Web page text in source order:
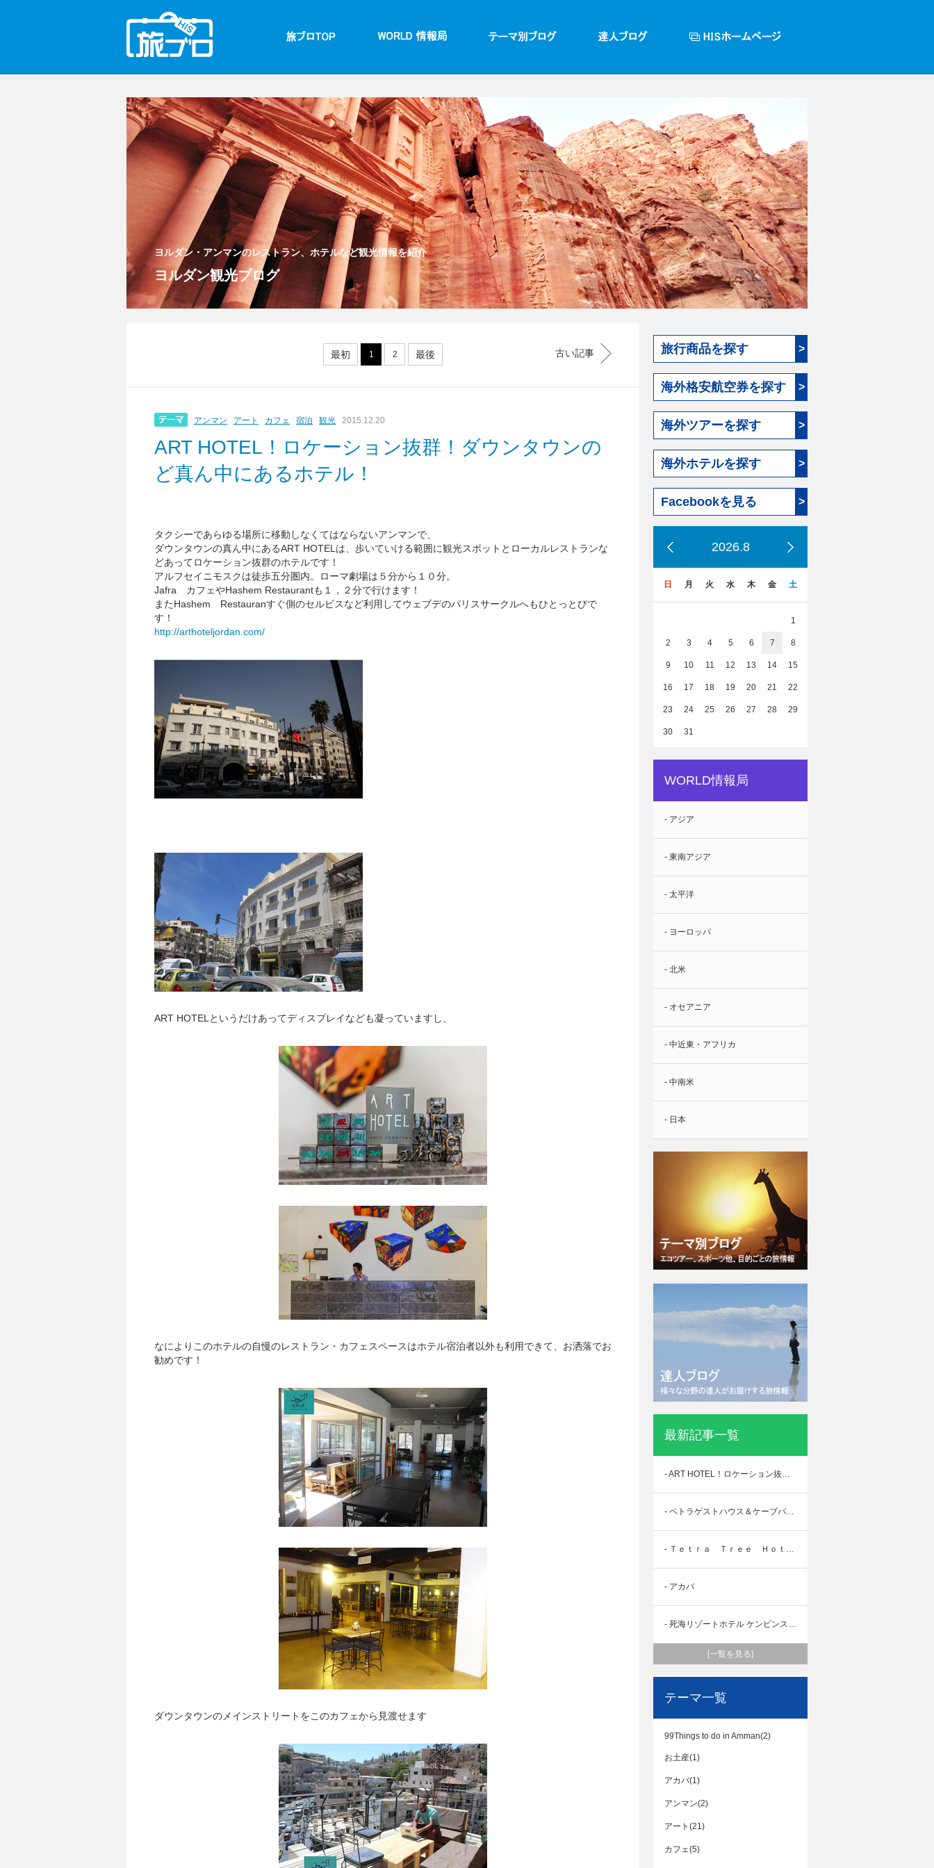
ヨルダン・アンマンのレストラン、ホテルなど観光情報を紹介
ヨルダン観光ブログ
最初 1 2 最後 古い記事
アンマン アート カフェ 宿泊 観光 2015.12.20
ART HOTEL！ロケーション抜群！ダウンタウンの
ど真ん中にあるホテル！
タクシーであらゆる場所に移動しなくてはならないアンマンで、
ダウンタウンの真ん中にあるART HOTELは、歩いていける範囲に観光スポットとローカルレストランな
どあってロケーション抜群のホテルです！
アルフセイニモスクは徒歩五分圏内。ローマ劇場は５分から１０分。
Jafra カフェやHashem Restaurantも１，２分で行けます！
またHashem Restauranすぐ側のセルビスなど利用してウェブデのパリスサークルへもひとっとびで
す！
http://arthoteljordan.com/
ART HOTELというだけあってディスプレイなども凝っていますし、
なによりこのホテルの自慢のレストラン・カフェスペースはホテル宿泊者以外も利用できて、お洒落でお
勧めです！
ダウンタウンのメインストリートをこのカフェから見渡せます
旅行商品を探す >
海外格安航空券を探す >
海外ツアーを探す >
海外ホテルを探す >
Facebookを見る >
2026.8
日 月 火 水 木 金 土
1
2 3 4 5 6 7 8
9 10 11 12 13 14 15
16 17 18 19 20 21 22
23 24 25 26 27 28 29
30 31
WORLD情報局
- アジア
- 東南アジア
- 太平洋
- ヨーロッパ
- 北米
- オセアニア
- 中近東・アフリカ
- 中南米
- 日本
最新記事一覧
- ART HOTEL！ロケーション抜群！ダウンタウンのど真ん中にあるホテル！
- ペトラゲストハウス＆ケーブバー＠ペトラ
- Ｔｅｔｒａ Ｔｒｅｅ Ｈｏｔｅｌ（テトラトゥリーホテル）
- アカバ
- 死海リゾートホテル ケンピンスキー
[一覧を見る]
テーマ一覧
99Things to do in Amman(2)
お土産(1)
アカバ(1)
アンマン(2)
アート(21)
カフェ(5)